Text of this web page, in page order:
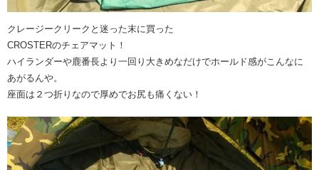
クレージークリークと迷った末に買った
CROSTERのチェアマット！
ハイランダーや鹿番長より一回り大きめなだけでホールド感がこんなに
あがるんや。
座面は２つ折りなので厚めでお尻も痛くない！